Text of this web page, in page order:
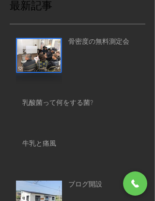
最新記事
骨密度の無料測定会
乳酸菌って何をする菌?
牛乳と痛風
ブログ開設